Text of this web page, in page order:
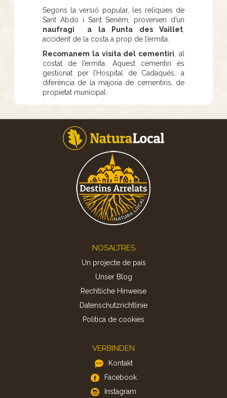
Segons la versió popular, les relíquies de
Sant Abdó i Sant Seném, provenien d’un
naufragi a la Punta des Vaillet
accident de la costa a prop de l’ermita.
Recomanem la visita del cementiri , al
costat de l’ermita. Aquest cementiri és
gestionat per l’Hospital de Cadaqués, a
diferència de la majoria de cementiris, de
propietat municipal.
NOSALTRES
Un projecte de país
Unser Blog
Rechtliche Hinweise
Datenschutzrichtlinie
Politica de cookies
VERBINDEN
Kontakt
Facebook
Instagram